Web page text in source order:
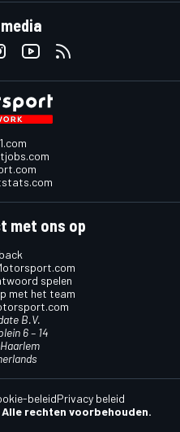
met ons op
spelen
met het team
B.V.
6 – 14
Alle rechten voorbehouden.
beleidPrivacy beleid